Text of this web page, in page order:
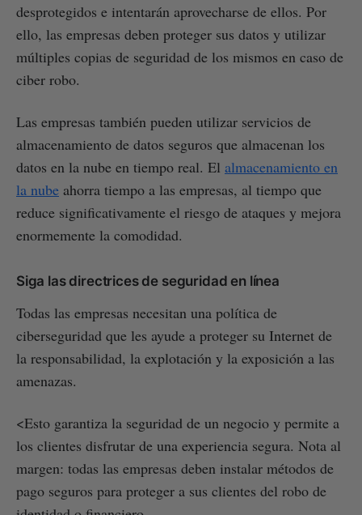
desprotegidos e intentarán aprovecharse de ellos. Por
ello, las empresas deben proteger sus datos y utilizar
múltiples copias de seguridad de los mismos en caso de
ciber robo.
Las empresas también pueden utilizar servicios de
almacenamiento de datos seguros que almacenan los
datos en la nube en tiempo real. El almacenamiento en
la nube ahorra tiempo a las empresas, al tiempo que
reduce significativamente el riesgo de ataques y mejora
enormemente la comodidad.
Siga las directrices de seguridad en línea
Todas las empresas necesitan una política de
ciberseguridad que les ayude a proteger su Internet de
la responsabilidad, la explotación y la exposición a las
amenazas.
<Esto garantiza la seguridad de un negocio y permite a
los clientes disfrutar de una experiencia segura. Nota al
margen: todas las empresas deben instalar métodos de
pago seguros para proteger a sus clientes del robo de